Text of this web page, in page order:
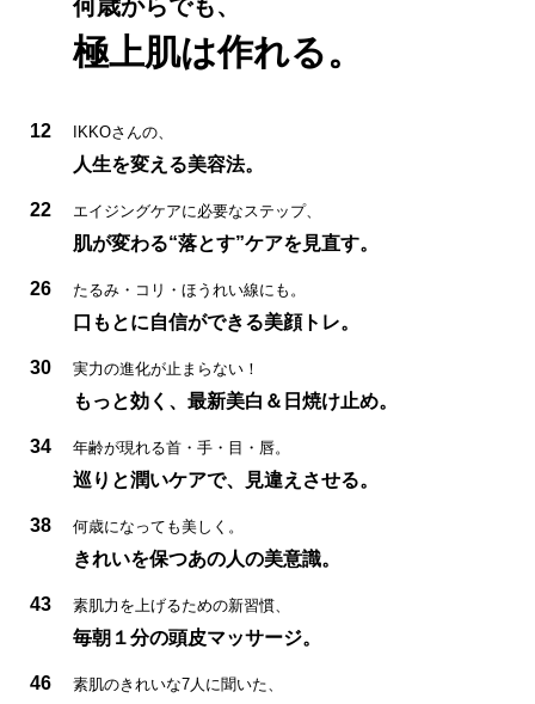
何歳からでも、
極上肌は作れる。
12 IKKOさんの、
人生を変える美容法。
22 エイジングケアに必要なステップ、
肌が変わる“落とす”ケアを見直す。
26 たるみ・コリ・ほうれい線にも。
口もとに自信ができる美顔トレ。
30 実力の進化が止まらない！
もっと効く、最新美白＆日焼け止め。
34 年齢が現れる首・手・目・唇。
巡りと潤いケアで、見違えさせる。
38 何歳になっても美しく。
きれいを保つあの人の美意識。
43 素肌力を上げるための新習慣、
毎朝１分の頭皮マッサージ。
46 素肌のきれいな7人に聞いた、